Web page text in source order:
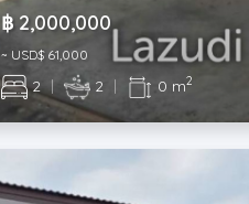
฿ 2,000,000
~ USD$ 61,000
2 | 2 | 0 m2